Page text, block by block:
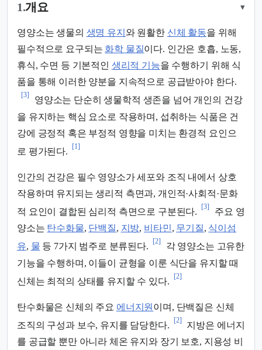
1.개요 ▾
영양소는 생물의 생명 유지 와 원활한 신체 활동을 위해
필수적으로 요구되는 화학 물질이다. 인간은 호흡, 노동,
휴식, 수면 등 기본적인 생리적 기능을 수행하기 위해 식
품을 통해 이러한 양분을 지속적으로 공급받아야 한다.
[3]
영양소는 단순히 생물학적 생존을 넘어 개인의 건강
을 유지하는 핵심 요소로 작용하며, 섭취하는 식품은 건
강에 긍정적 혹은 부정적 영향을 미치는 환경적 요인으
로 평가된다.
[1]
인간의 건강은 필수 영양소가 세포와 조직 내에서 상호
작용하며 유지되는 생리적 측면과, 개인적·사회적·문화
적 요인이 결합된 심리적 측면으로 구분된다.
[3]
주요 영
양소는 탄수화물, 단백질, 지방, 비타민, 무기질, 식이섬
유, 물 등 7가지 범주로 분류된다.
[2]
각 영양소는 고유한
기능을 수행하며, 이들이 균형을 이룬 식단을 유지할 때
신체는 최적의 상태를 유지할 수 있다.
[2]
탄수화물은 신체의 주요 에너지원 이며, 단백질은 신체
조직의 구성과 보수, 유지를 담당한다.
[2]
지방은 에너지
를 공급할 뿐만 아니라 체온 유지와 장기 보호, 지용성 비